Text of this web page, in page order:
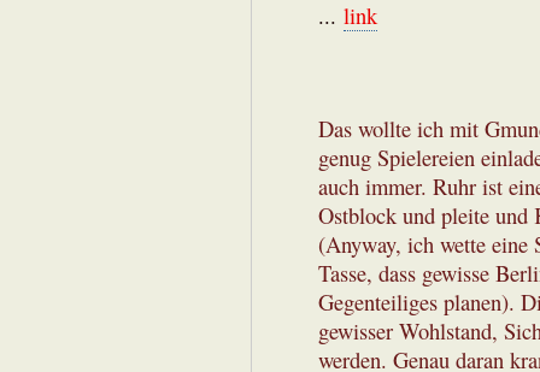
... link
Das wollte ich mit
genug Spielereien
auch immer. Ruhr ist
Ostblock und pleite und
(Anyway, ich wette eine
Tasse, dass gewisse
Gegenteiliges planen).
gewisser Wohlstand,
werden. Genau daran